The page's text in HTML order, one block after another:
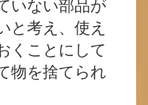
と考え、使え
くことにして
物を捨てられ